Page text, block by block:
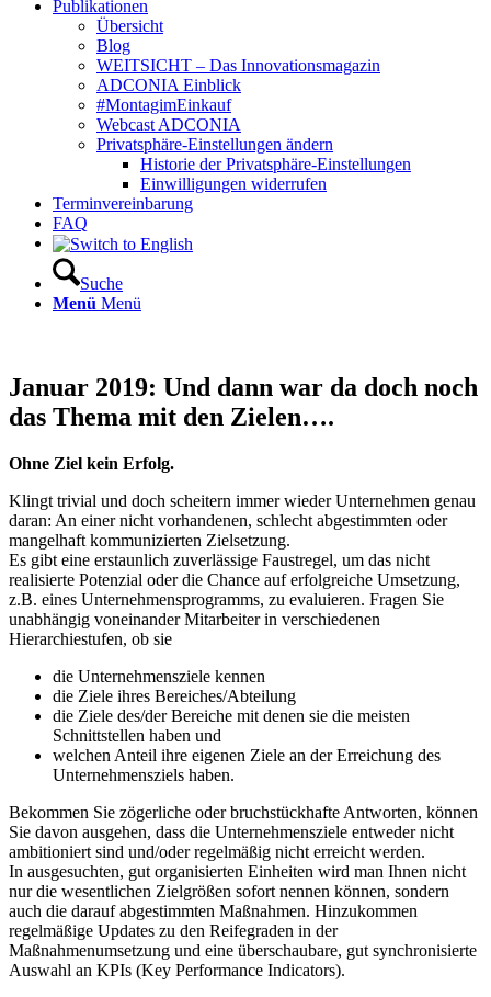
Publikationen
Übersicht
Blog
WEITSICHT – Das Innovationsmagazin
ADCONIA Einblick
#MontagimEinkauf
Webcast ADCONIA
Privatsphäre-Einstellungen ändern
Historie der Privatsphäre-Einstellungen
Einwilligungen widerrufen
Terminvereinbarung
FAQ
Suche
Menü Menü
Januar 2019: Und dann war da doch noch
das Thema mit den Zielen….
Ohne Ziel kein Erfolg.
Klingt trivial und doch scheitern immer wieder Unternehmen genau
daran: An einer nicht vorhandenen, schlecht abgestimmten oder
mangelhaft kommunizierten Zielsetzung.
Es gibt eine erstaunlich zuverlässige Faustregel, um das nicht
realisierte Potenzial oder die Chance auf erfolgreiche Umsetzung,
z.B. eines Unternehmensprogramms, zu evaluieren. Fragen Sie
unabhängig voneinander Mitarbeiter in verschiedenen
Hierarchiestufen, ob sie
die Unternehmensziele kennen
die Ziele ihres Bereiches/Abteilung
die Ziele des/der Bereiche mit denen sie die meisten
Schnittstellen haben und
welchen Anteil ihre eigenen Ziele an der Erreichung des
Unternehmensziels haben.
Bekommen Sie zögerliche oder bruchstückhafte Antworten, können
Sie davon ausgehen, dass die Unternehmensziele entweder nicht
ambitioniert sind und/oder regelmäßig nicht erreicht werden.
In ausgesuchten, gut organisierten Einheiten wird man Ihnen nicht
nur die wesentlichen Zielgrößen sofort nennen können, sondern
auch die darauf abgestimmten Maßnahmen. Hinzukommen
regelmäßige Updates zu den Reifegraden in der
Maßnahmenumsetzung und eine überschaubare, gut synchronisierte
Auswahl an KPIs (Key Performance Indicators).